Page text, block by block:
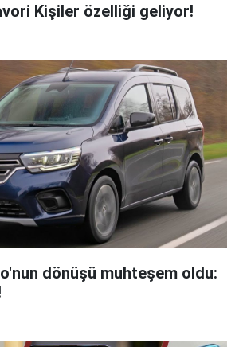
Kişiler özelliği geliyor!
dönüşü muhteşem oldu: